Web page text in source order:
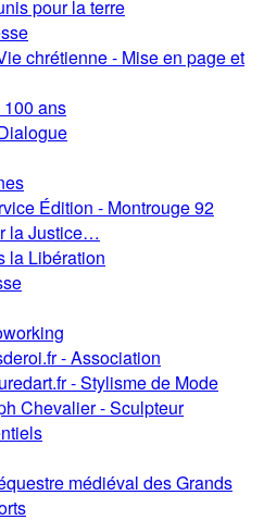
pour la terre
chrétienne - Mise en page et
ans
Édition - Montrouge 92
la Justice…
la Libération
- Association
- Stylisme de Mode
Chevalier - Sculpteur
médiéval des Grands